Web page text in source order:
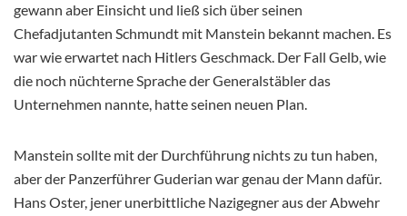
gewann aber Einsicht und ließ sich über seinen
Chefadjutanten Schmundt mit Manstein bekannt machen. Es
war wie erwartet nach Hitlers Geschmack. Der Fall Gelb, wie
die noch nüchterne Sprache der Generalstäbler das
Unternehmen nannte, hatte seinen neuen Plan.
Manstein sollte mit der Durchführung nichts zu tun haben,
aber der Panzerführer Guderian war genau der Mann dafür.
Hans Oster, jener unerbittliche Nazigegner aus der Abwehr